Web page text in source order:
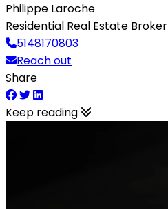
Philippe Laroche
Residential Real Estate Broker
5148170803
Reach out
Share
Keep reading